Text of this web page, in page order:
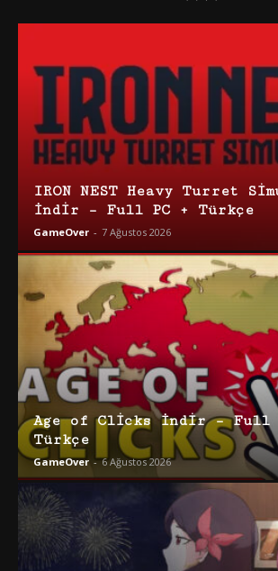
IRON NEST Heavy Turret
İndir – Full PC + Türkçe
GameOver - 7 Ağustos 2026
Age of Clicks İndir – Full
Türkçe
GameOver - 6 Ağustos 2026